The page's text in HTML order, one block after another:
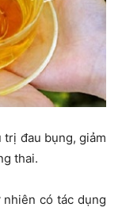
trị đau bụng, giảm
thai.
có tác dụng